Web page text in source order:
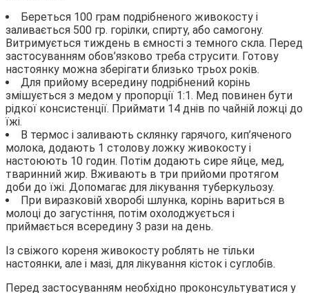
Береться 100 грам подрібненого живокосту і
заливається 500 гр. горілки, спирту, або самогону.
Витримується тиждень в ємності з темного скла. Перед
застосуванням обов’язково треба струсити. Готову
настоянку можна зберігати близько трьох років.
Для прийому всередину подрібнений корінь
змішується з медом у пропорції 1:1. Мед повинен бути
рідкої консистенції. Приймати 14 днів по чайній ложці до
їжі.
В термос і заливають склянку гарячого, кип’яченого
молока, додають 1 столову ложку живокосту і
настоюють 10 годин. Потім додають сире яйце, мед,
тваринний жир. Вживають в три прийоми протягом
доби до їжі. Допомагає для лікування туберкульозу.
При виразковій хворобі шлунка, корінь вариться в
молоці до загустіння, потім охолоджується і
приймається всередину 3 рази на день.
Із свіжого кореня живокосту роблять не тільки
настоянки, але і мазі, для лікування кісток і суглобів.
Перед застосуванням необхідно проконсультуватися у